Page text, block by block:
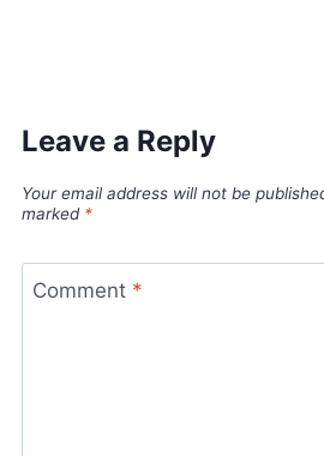
Leave a Reply
Your email address will not be
marked *
Comment *